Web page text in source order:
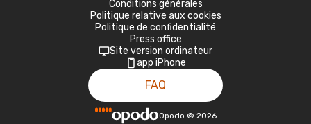
Conditions générales
Politique relative aux cookies
Politique de confidentialité
Press office
Site version ordinateur
app iPhone
FAQ
Opodo © 2026